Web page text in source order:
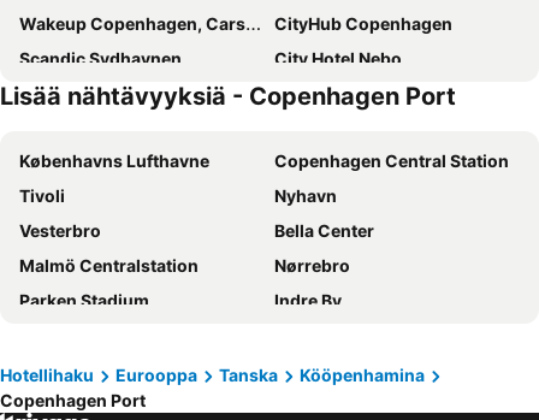
Wakeup Copenhagen, Carsten Niebuhrs Gade
CityHub Copenhagen
Scandic Sydhavnen
City Hotel Nebo
Copenhagen Island
Scandic Webers
Hotel Alexandra
Cabinn City
Scandic Palace Hotel
Scandic Falkoner
Scandic Sluseholmen
Cabinn Metro
The Square
Absalon Hotel
Wakeup Copenhagen Borgergade
Hotel Mayfair
Savoy Hotel
Ascot Hotel
Scandic Kødbyen
Lisää nähtävyyksiä - Copenhagen Port
Københavns Lufthavne
Copenhagen Central Station
Tivoli
Nyhavn
Vesterbro
Bella Center
Malmö Centralstation
Nørrebro
Parken Stadium
Indre By
Kongens Nytorv
Østerbro
Amager Centret
Hotellihaku Eurooppa Tanska
Kööpenhamina
Copenhagen Port